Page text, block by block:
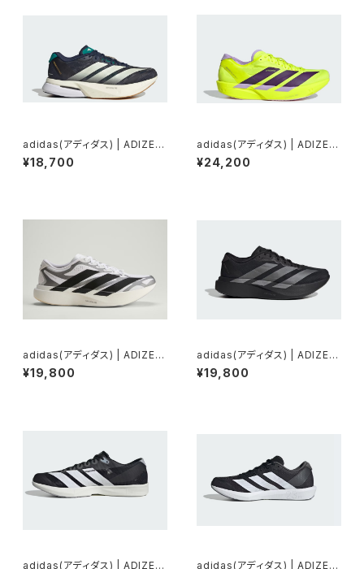
adidas(アディダス) | ADIZER
OBOSTON13M | Night indi
go/Wonderwhite/Equipme
¥18,700
adidas(アディダス) | ADIZER
OTAKUMISEN11 | Solaryell
ow/Auroraplum/Powderplu
¥24,200
adidas(アディダス) | ADIZER
O EVO SL EXO | Cloud Whit
e / Core Black / Iron Metall
¥19,800
adidas(アディダス) | ADIZER
O EVO SL WOVEN | Core Bl
ack / Iron Metallic / Core B
¥19,800
adidas(アディダス) | ADIZER adidas(アディダス) | ADIZER